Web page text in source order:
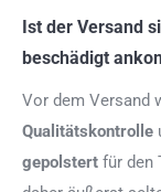
Ist der Versand
beschädigt
Vor dem Versand
Qualitätskontrolle
gepolstert für den